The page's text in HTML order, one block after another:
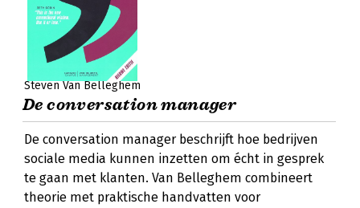
Steven Van Belleghem
De conversation manager
De conversation manager beschrijft hoe bedrijven
sociale media kunnen inzetten om écht in gesprek
te gaan met klanten. Van Belleghem combineert
theorie met praktische handvatten voor